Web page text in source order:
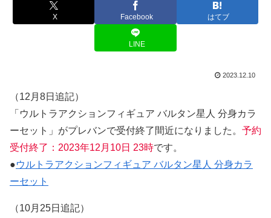
X Facebook はてブ
LINE
2023.12.10
（12月8日追記）
「ウルトラアクションフィギュア バルタン星人 分身カラ
ーセット」がプレバンで受付終了間近になりました。 予約
受付終了：2023年12月10日 23時です。
●ウルトラアクションフィギュア バルタン星人 分身カラ
ーセット
（10月25日追記）